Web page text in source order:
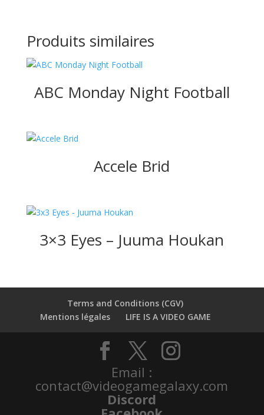
Produits similaires
ABC Monday Night Football
Accele Brid
3×3 Eyes – Juuma Houkan
Terms and Conditions (CGV)
Mentions légales
LIFE IS A VIDEO GAME
Email :
contact@videogamegalaxy.com
Discord